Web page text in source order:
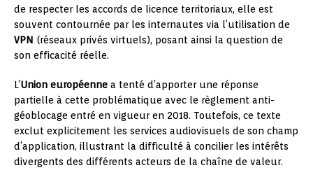
de respecter les accords de licence territoriaux, elle est
souvent contournée par les internautes via l’utilisation de
VPN (réseaux privés virtuels), posant ainsi la question de
son efficacité réelle.
L’Union européenne a tenté d’apporter une réponse
partielle à cette problématique avec le règlement anti-
géoblocage entré en vigueur en 2018. Toutefois, ce texte
exclut explicitement les services audiovisuels de son champ
d’application, illustrant la difficulté à concilier les intérêts
divergents des différents acteurs de la chaîne de valeur.